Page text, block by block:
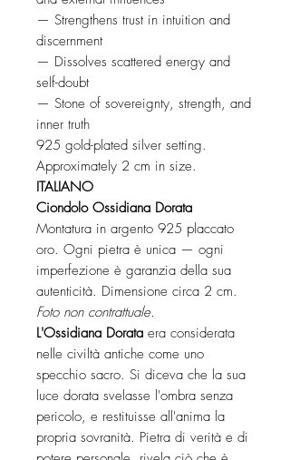
— Strengthens trust in intuition and
discernment
— Dissolves scattered energy and
self-doubt
— Stone of sovereignty, strength, and
inner truth
925 gold-plated silver setting.
Approximately 2 cm in size.
ITALIANO
Ciondolo Ossidiana Dorata
Montatura in argento 925 placcato
oro. Ogni pietra è unica — ogni
imperfezione è garanzia della sua
autenticità. Dimensione circa 2 cm.
Foto non contrattuale.
L'Ossidiana Dorata era considerata
nelle civiltà antiche come uno
specchio sacro. Si diceva che la sua
luce dorata svelasse l'ombra senza
pericolo, e restituisse all'anima la
propria sovranità. Pietra di verità e di